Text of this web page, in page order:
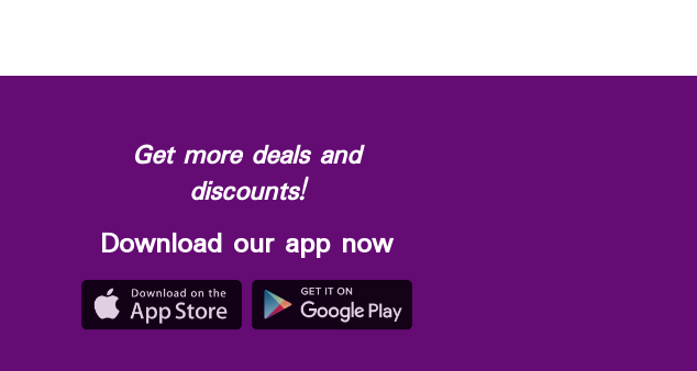
Get more deals and
discounts!
Download our app now